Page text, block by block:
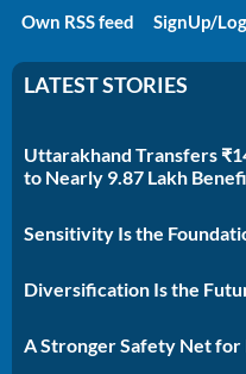
Own RSS feed
SignUp/
LATEST STORIES
Uttarakhand Transfers
to Nearly 9.87 Lakh
Sensitivity Is the
Diversification Is the
A Stronger Safety Net for